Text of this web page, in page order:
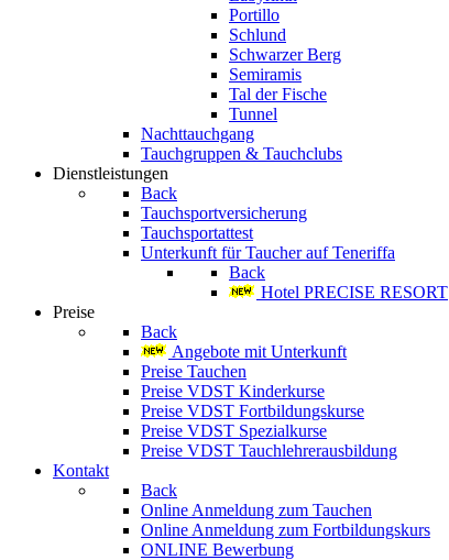
Portillo
Schlund
Schwarzer Berg
Semiramis
Tal der Fische
Tunnel
Nachttauchgang
Tauchgruppen & Tauchclubs
Dienstleistungen
Back
Tauchsportversicherung
Tauchsportattest
Unterkunft für Taucher auf Teneriffa
Back
Hotel PRECISE RESORT
Preise
Back
Angebote mit Unterkunft
Preise Tauchen
Preise VDST Kinderkurse
Preise VDST Fortbildungskurse
Preise VDST Spezialkurse
Preise VDST Tauchlehrerausbildung
Kontakt
Back
Online Anmeldung zum Tauchen
Online Anmeldung zum Fortbildungskurs
ONLINE Bewerbung